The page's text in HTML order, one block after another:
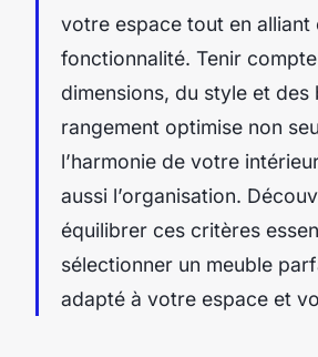
votre espace tout en alliant
fonctionnalité. Tenir
dimensions, du style et des
rangement optimise non
l’harmonie de votre
aussi l’organisation.
équilibrer ces critères
sélectionner un meuble
adapté à votre espace et